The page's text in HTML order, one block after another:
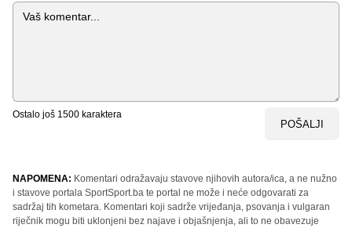
Komentar
Ostalo još 1500 karaktera
POŠALJI
NAPOMENA: Komentari odražavaju stavove njihovih autora/ica, a ne nužno
i stavove portala SportSport.ba te portal ne može i neće odgovarati za
sadržaj tih kometara. Komentari koji sadrže vrijeđanja, psovanja i vulgaran
riječnik mogu biti uklonjeni bez najave i objašnjenja, ali to ne obavezuje